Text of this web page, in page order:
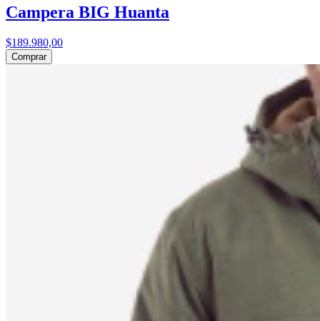
Campera BIG Huanta
$189.980,00
Comprar